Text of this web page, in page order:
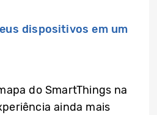
dispositivos em um
do SmartThings na
ainda mais